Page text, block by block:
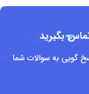
بگیرید
گویی به سوالات شما